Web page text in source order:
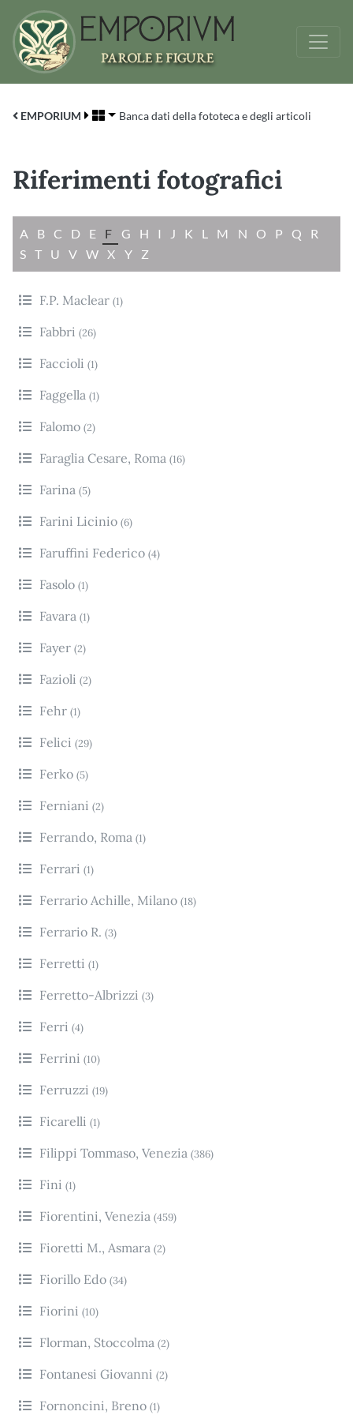
EMPORIUM Banca dati della fototeca e degli articoli
Riferimenti fotografici
A B C D E F G H I J K L M N O P Q
R
S T U V W X Y Z
F.P. Maclear (1)
Fabbri (26)
Faccioli (1)
Faggella (1)
Falomo (2)
Faraglia Cesare, Roma (16)
Farina (5)
Farini Licinio (6)
Faruffini Federico (4)
Fasolo (1)
Favara (1)
Fayer (2)
Fazioli (2)
Fehr (1)
Felici (29)
Ferko (5)
Ferniani (2)
Ferrando, Roma (1)
Ferrari (1)
Ferrario Achille, Milano (18)
Ferrario R. (3)
Ferretti (1)
Ferretto-Albrizzi (3)
Ferri (4)
Ferrini (10)
Ferruzzi (19)
Ficarelli (1)
Filippi Tommaso, Venezia (386)
Fini (1)
Fiorentini, Venezia (459)
Fioretti M., Asmara (2)
Fiorillo Edo (34)
Fiorini (10)
Florman, Stoccolma (2)
Fontanesi Giovanni (2)
Fornoncini, Breno (1)